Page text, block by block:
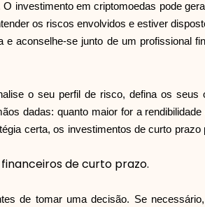
investimento em criptomoedas pode
os riscos envolvidos e estiver
aconselhe-se junto de um profissional
o seu perfil de risco, defina os seus
dadas: quanto maior for a
certa, os investimentos de curto prazo
de curto prazo.
de tomar uma decisão. Se